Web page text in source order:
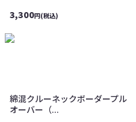
3,300円(税込)
綿混クルーネックボーダープル
オーバー（...